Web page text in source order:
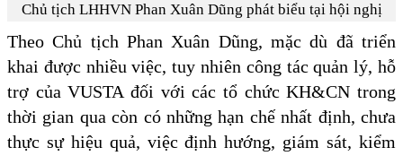
Chủ tịch LHHVN Phan Xuân Dũng phát biểu tại hội nghị
Theo Chủ tịch Phan Xuân Dũng, mặc dù đã triển
khai được nhiều việc, tuy nhiên công tác quản lý, hỗ
trợ của VUSTA đối với các tổ chức KH&CN trong
thời gian qua còn có những hạn chế nhất định, chưa
thực sự hiệu quả, việc định hướng, giám sát, kiểm